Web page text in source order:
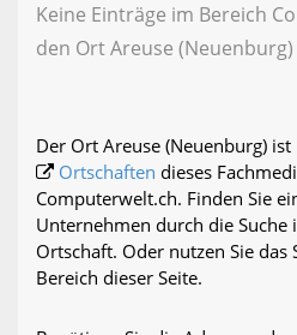
Keine Einträge im Bereich
den Ort Areuse (Neuenburg)
Der Ort Areuse (Neuenburg)
Ortschaften dieses
Computerwelt.ch. Finden Sie
Unternehmen durch die Suche
Ortschaft. Oder nutzen Sie das
Bereich dieser Seite.